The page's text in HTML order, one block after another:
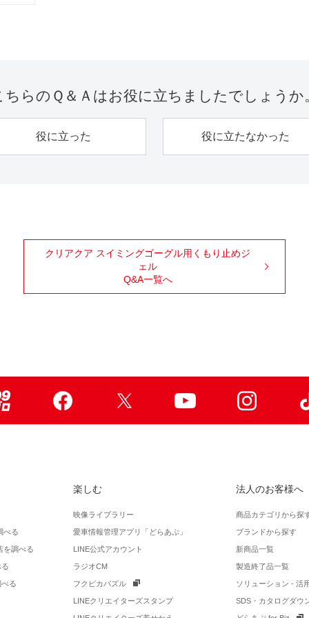
ちらのＱ＆Ａは お役に立ちましたでしょうか
役に立った 役に立たなかった
クリアクア スイミングゴーグル用くもり止めジ
ェル
Q&A一覧へ
べる
を調べる
る
楽しむ
映像ライブラリー
愛車情報管理アプリ「どらあぷ」
LINE公式アカウント
ラジオCM
フクピカパズル
LINEクリエイターズスタンプ
法人のお客様へ
商品カテゴリから探
ブランドから探す
新商品一覧
製造終了品一覧
ソリューション - 活
SDS・カタログダウ